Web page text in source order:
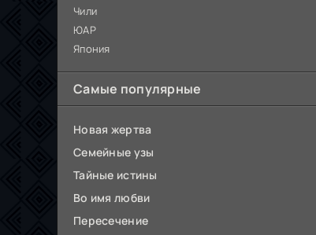
Чили
ЮАР
Япония
Самые популярные
Новая жертва
Семейные узы
Тайные истины
Во имя любви
Пересечение